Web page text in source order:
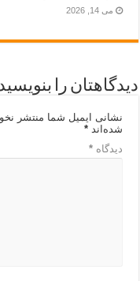
می 14, 2026
دیدگاهتان را
نشانی ایمیل شما منتشر
شده‌اند*
دیدگاه*